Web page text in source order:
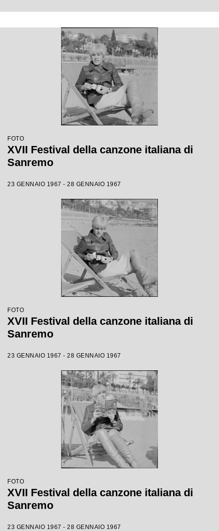
FOTO
XVII Festival della canzone italiana di
Sanremo
23 GENNAIO 1967 - 28 GENNAIO 1967
FOTO
XVII Festival della canzone italiana di
Sanremo
23 GENNAIO 1967 - 28 GENNAIO 1967
FOTO
XVII Festival della canzone italiana di
Sanremo
23 GENNAIO 1967 - 28 GENNAIO 1967